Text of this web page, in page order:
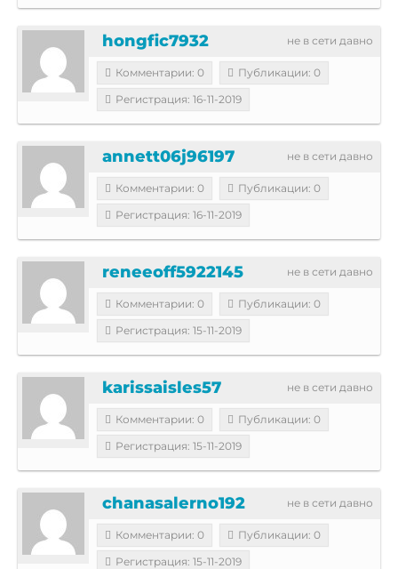
не в сети давно
hongfic7932
Комментарии: 0
Публикации: 0
Регистрация: 16-11-2019
не в сети давно
annett06j96197
Комментарии: 0
Публикации: 0
Регистрация: 16-11-2019
не в сети давно
reneeoff5922145
Комментарии: 0
Публикации: 0
Регистрация: 15-11-2019
не в сети давно
karissaisles57
Комментарии: 0
Публикации: 0
Регистрация: 15-11-2019
не в сети давно
chanasalerno192
Комментарии: 0
Публикации: 0
Регистрация: 15-11-2019